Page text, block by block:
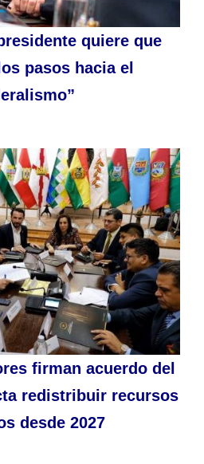
quiere que
pasos hacia el
firman acuerdo del
redistribuir recursos
desde 2027